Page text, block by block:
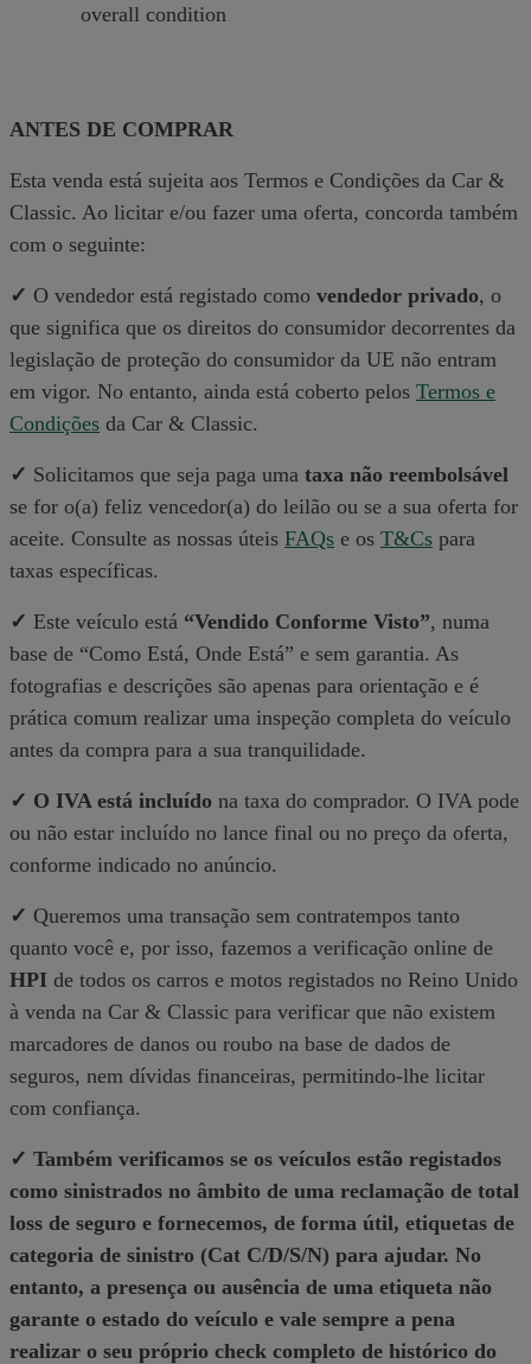
overall condition
ANTES DE COMPRAR
Esta venda está sujeita aos Termos e Condições da Car &
Classic. Ao licitar e/ou fazer uma oferta, concorda também
com o seguinte:
✓ O vendedor está registado como vendedor privado, o
que significa que os direitos do consumidor decorrentes da
legislação de proteção do consumidor da UE não entram
em vigor. No entanto, ainda está coberto pelos Termos e
Condições da Car & Classic.
✓ Solicitamos que seja paga uma taxa não reembolsável
se for o(a) feliz vencedor(a) do leilão ou se a sua oferta for
aceite. Consulte as nossas úteis FAQs e os T&Cs para
taxas específicas.
✓ Este veículo está “Vendido Conforme Visto”, numa
base de “Como Está, Onde Está” e sem garantia. As
fotografias e descrições são apenas para orientação e é
prática comum realizar uma inspeção completa do veículo
antes da compra para a sua tranquilidade.
✓ O IVA está incluído na taxa do comprador. O IVA pode
ou não estar incluído no lance final ou no preço da oferta,
conforme indicado no anúncio.
✓ Queremos uma transação sem contratempos tanto
quanto você e, por isso, fazemos a verificação online de
HPI de todos os carros e motos registados no Reino Unido
à venda na Car & Classic para verificar que não existem
marcadores de danos ou roubo na base de dados de
seguros, nem dívidas financeiras, permitindo-lhe licitar
com confiança.
✓ Também verificamos se os veículos estão registados
como sinistrados no âmbito de uma reclamação de total
loss de seguro e fornecemos, de forma útil, etiquetas de
categoria de sinistro (Cat C/D/S/N) para ajudar. No
entanto, a presença ou ausência de uma etiqueta não
garante o estado do veículo e vale sempre a pena
realizar o seu próprio check completo de histórico do